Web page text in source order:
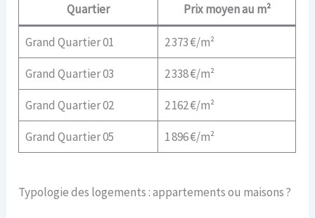
Quartier Prix moyen au m²
Grand Quartier 01 2 373 €/m²
Grand Quartier 03 2 338 €/m²
Grand Quartier 02 2 162 €/m²
Grand Quartier 05 1 896 €/m²
Typologie des logements : appartements ou maisons ?